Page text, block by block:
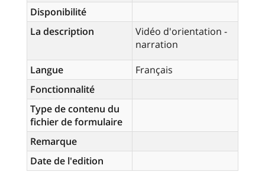
Disponibilité
La description
Vidéo d'orientation -
narration
Langue
Français
Fonctionnalité
Type de contenu du
fichier de formulaire
Remarque
Date de l'edition